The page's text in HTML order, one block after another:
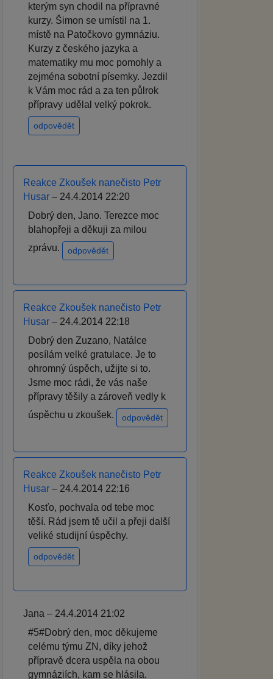
kterým syn chodil na přípravné
kurzy. Šimon se umístil na 1.
místě na Patočkovo gymnáziu.
Kurzy z českého jazyka a
matematiky mu moc pomohly a
zejména sobotní písemky. Jezdil
k Vám moc rád a za ten půlrok
přípravy udělal velký pokrok.
odpovědět
Reakce Zkoušek nanečisto Petr
Husar – 24.4.2014 22:20
Dobrý den, Jano. Terezce moc
blahopřeji a děkuji za milou
zprávu.
odpovědět
Reakce Zkoušek nanečisto Petr
Husar – 24.4.2014 22:18
Dobrý den Zuzano, Natálce
posílám velké gratulace. Je to
ohromný úspěch, užijte si to.
Jsme moc rádi, že vás naše
přípravy těšily a zároveň vedly k
úspěchu u zkoušek.
odpovědět
Reakce Zkoušek nanečisto Petr
Husar – 24.4.2014 22:16
Kosťo, pochvala od tebe moc
těší. Rád jsem tě učil a přeji další
veliké studijní úspěchy.
odpovědět
Jana – 24.4.2014 21:02
#5#Dobrý den, moc děkujeme
celému týmu ZN, díky jehož
přípravě dcera uspěla na obou
gymnáziích, kam se hlásila.